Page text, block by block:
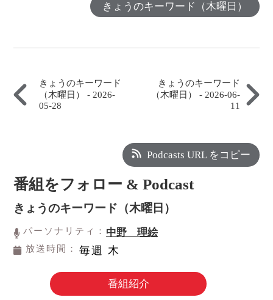
きょうのキーワード（木曜日）
きょうのキーワード
（木曜日） - 2026-
05-28
きょうのキーワード
（木曜日） - 2026-06-
11
Podcasts URL をコピー
番組をフォロー & Podcast
きょうのキーワード（木曜日）
パーソナリティ： 中野 理絵
放送時間： 毎週 木
番組紹介